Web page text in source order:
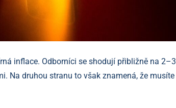
inflace. Odborníci se shodují přibližně na 2–3
Na druhou stranu to však znamená, že musíte